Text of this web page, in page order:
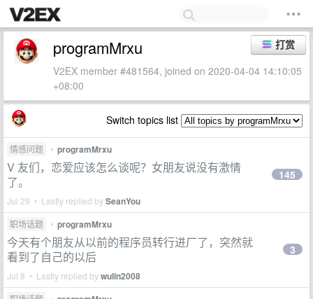
打赏
programMrxu
V2EX member #481564, joined on 2020-04-04 14:10:05
+08:00
Switch topics list
情感问题 • programMrxu
V 友们，恋爱应该怎么谈呢？女朋友说没有激情
了。
Jul 29 • Lastly replied bySeanYou
145
职场话题 • programMrxu
今天有个朋友从以前的程序员转行进厂了，突然就
看到了自己的以后
Jul 8 • Lastly replied bywulin2008
3